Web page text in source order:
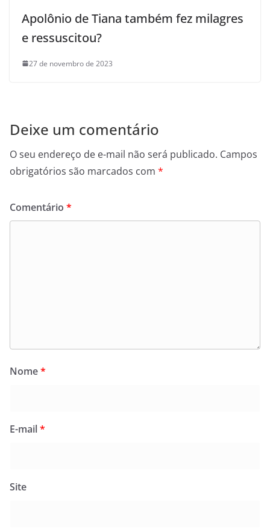
Apolônio de Tiana também fez milagres
e ressuscitou?
27 de novembro de 2023
Deixe um comentário
O seu endereço de e-mail não será publicado. Campos
obrigatórios são marcados com *
Comentário *
Nome*
E-mail*
Site